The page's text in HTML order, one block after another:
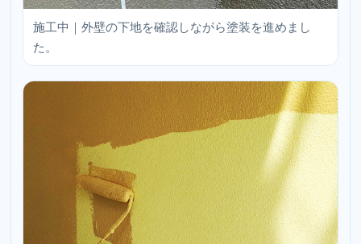
施工中｜外壁の下地を確認しながら塗装を進めまし
た。